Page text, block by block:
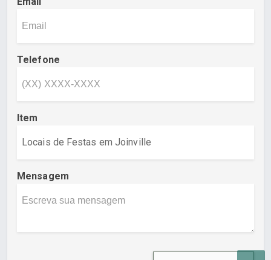
Telefone
Item
Mensagem